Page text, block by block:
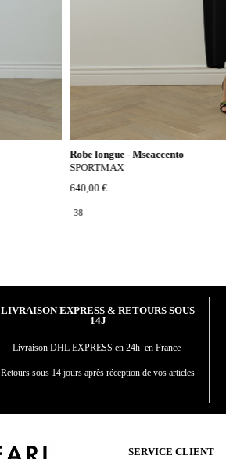
Robe longue - Mseaccento
SPORTMAX
640,00 €
38
LIVRAISON EXPRESS & RETOURS SOUS
14J
Livraison DHL EXPRESS en 24h en France
Retours sous 14 jours après réception de vos articles
SERVICE CLIENT